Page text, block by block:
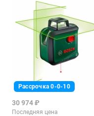
Рассрочка 0-0-10
30 974 ₽
Последняя цена